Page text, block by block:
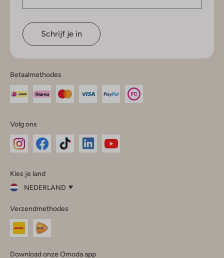
Schrijf je in
Betaalmethodes
Volg ons
InstagramFacebook
Kies je land
NEDERLAND
je
land
Nederland
Verzendmethodes
Download onze Omoda app